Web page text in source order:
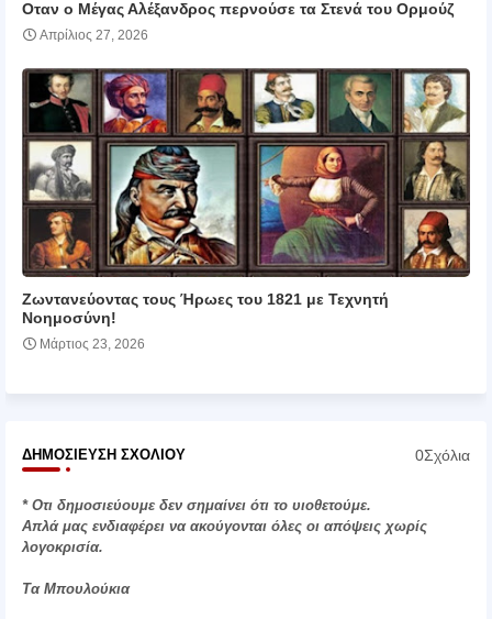
Οταν ο Μέγας Αλέξανδρος περνούσε τα Στενά του Ορμούζ
Απρίλιος 27, 2026
Ζωντανεύοντας τους Ήρωες του 1821 με Τεχνητή
Νοημοσύνη!
Μάρτιος 23, 2026
ΔΗΜΟΣΊΕΥΣΗ ΣΧΟΛΊΟΥ 0Σχόλια
* Οτι δημοσιεύουμε δεν σημαίνει ότι το υιοθετούμε.
Απλά μας ενδιαφέρει να ακούγονται όλες οι απόψεις χωρίς
λογοκρισία.
Τα Μπουλούκια